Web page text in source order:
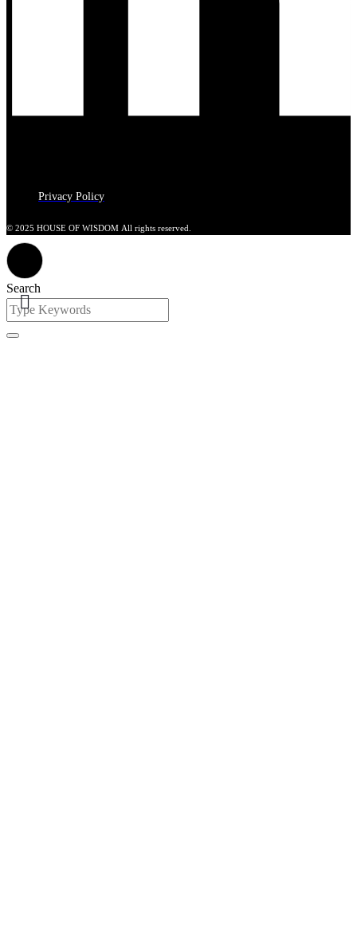
Privacy Policy
© 2025 HOUSE OF WISDOM All rights reserved.
Search